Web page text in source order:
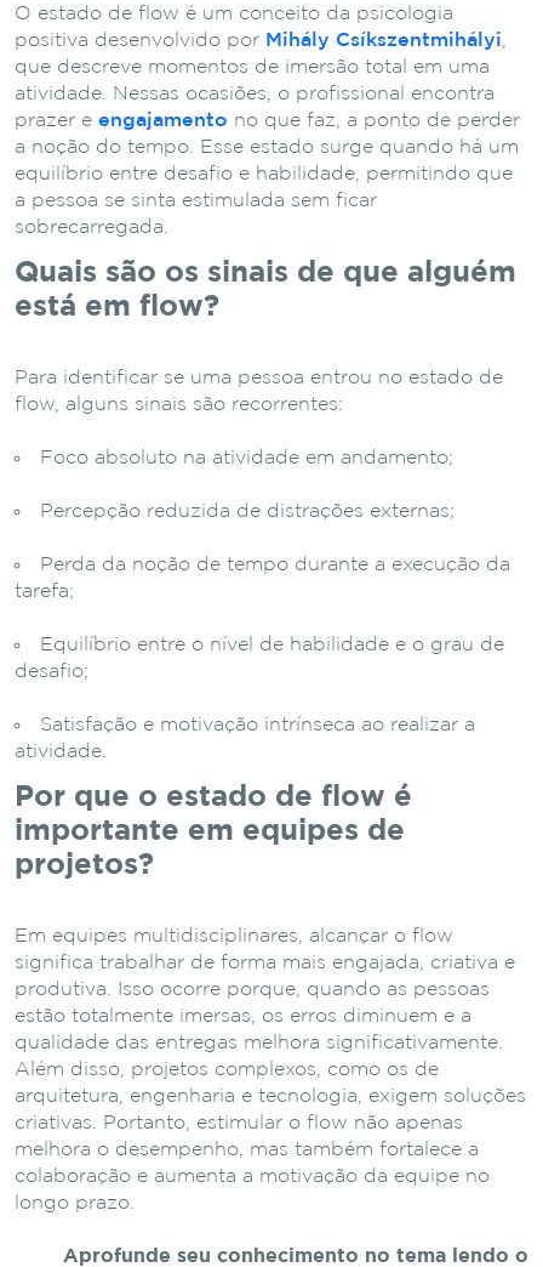
O estado de flow é um conceito da psicologia
positiva desenvolvido por Mihály Csíkszentmihályi
que descreve momentos de imersão total em uma
atividade. Nessas ocasiões, o profissional encontra
prazer e engajamento no que faz, a ponto de perder
a noção do tempo. Esse estado surge quando há um
equilíbrio entre desafio e habilidade, permitindo que
a pessoa se sinta estimulada sem ficar
sobrecarregada.
Quais são os sinais de que alguém
está em flow?
Para identificar se uma pessoa entrou no estado de
flow, alguns sinais são recorrentes:
Foco absoluto na atividade em andamento;
Percepção reduzida de distrações externas;
Perda da noção de tempo durante a execução da
tarefa;
Equilíbrio entre o nível de habilidade e o grau de
desafio;
Satisfação e motivação intrínseca ao realizar a
atividade.
Por que o estado de flow é
importante em equipes de
projetos?
Em equipes multidisciplinares, alcançar o flow
significa trabalhar de forma mais engajada, criativa e
produtiva. Isso ocorre porque, quando as pessoas
estão totalmente imersas, os erros diminuem e a
qualidade das entregas melhora significativamente.
Além disso, projetos complexos, como os de
arquitetura, engenharia e tecnologia, exigem soluções
criativas. Portanto, estimular o flow não apenas
melhora o desempenho, mas também fortalece a
colaboração e aumenta a motivação da equipe no
longo prazo.
Aprofunde seu conhecimento no tema lendo o